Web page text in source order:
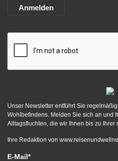
Anmelden
Unser Newsletter entführt Sie
Wohlbefindens. Melden Sie sich an und
Alltagsfluchten, die wir Ihnen bis zu Ihrer
Ihre Redaktion von
E-Mail*